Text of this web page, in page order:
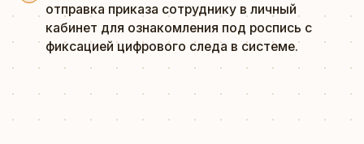
отправка приказа сотруднику в личный
кабинет для ознакомления под роспись с
фиксацией цифрового следа в системе.